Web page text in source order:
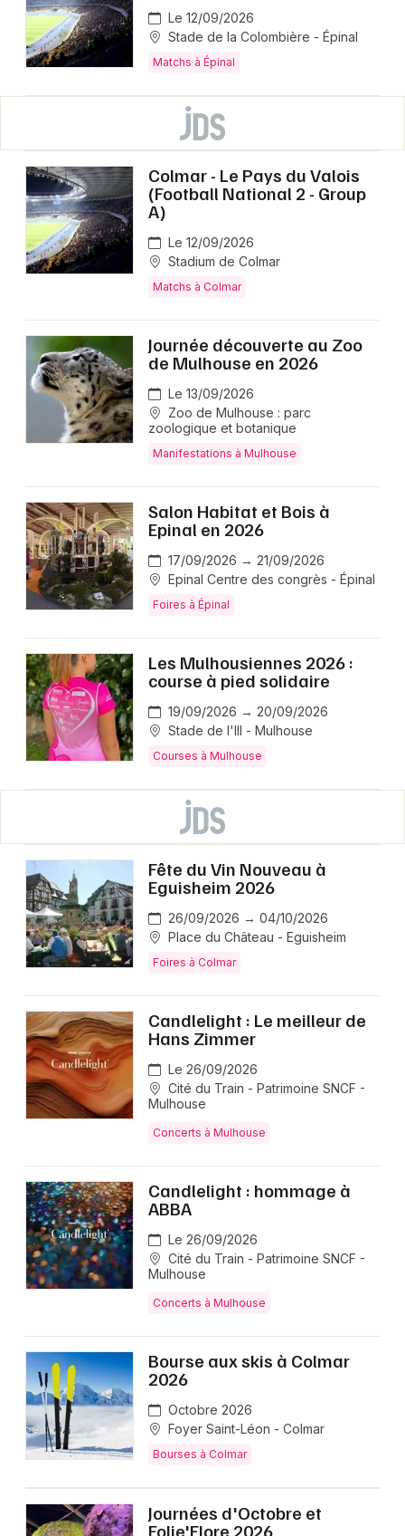
Le 12/09/2026
Stade de la Colombière - Épinal
Matchs à Épinal
Colmar - Le Pays du Valois
(Football National 2 - Group
A)
Le 12/09/2026
Stadium de Colmar
Matchs à Colmar
Journée découverte au Zoo
de Mulhouse en 2026
Le 13/09/2026
Zoo de Mulhouse : parc
zoologique et botanique
Manifestations à Mulhouse
Salon Habitat et Bois à
Epinal en 2026
17/09/2026 → 21/09/2026
Epinal Centre des congrès - Épinal
Foires à Épinal
Les Mulhousiennes 2026 :
course à pied solidaire
19/09/2026 → 20/09/2026
Stade de l'Ill - Mulhouse
Courses à Mulhouse
Fête du Vin Nouveau à
Eguisheim 2026
26/09/2026 → 04/10/2026
Place du Château - Eguisheim
Foires à Colmar
Candlelight : Le meilleur de
Hans Zimmer
Le 26/09/2026
Cité du Train - Patrimoine SNCF -
Mulhouse
Concerts à Mulhouse
Candlelight : hommage à
ABBA
Le 26/09/2026
Cité du Train - Patrimoine SNCF -
Mulhouse
Concerts à Mulhouse
Bourse aux skis à Colmar
2026
Octobre 2026
Foyer Saint-Léon - Colmar
Bourses à Colmar
Journées d'Octobre et
Folie'Flore 2026